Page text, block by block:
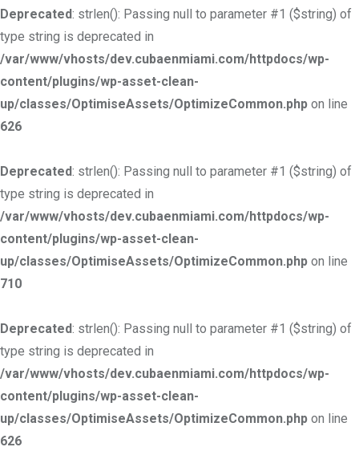
Deprecated: strlen(): Passing null to parameter #1 ($string) of
type string is deprecated in
/var/www/vhosts/dev.cubaenmiami.com/httpdocs/wp-
content/plugins/wp-asset-clean-
up/classes/OptimiseAssets/OptimizeCommon.php on line
626
Deprecated: strlen(): Passing null to parameter #1 ($string) of
type string is deprecated in
/var/www/vhosts/dev.cubaenmiami.com/httpdocs/wp-
content/plugins/wp-asset-clean-
up/classes/OptimiseAssets/OptimizeCommon.php on line
710
Deprecated: strlen(): Passing null to parameter #1 ($string) of
type string is deprecated in
/var/www/vhosts/dev.cubaenmiami.com/httpdocs/wp-
content/plugins/wp-asset-clean-
up/classes/OptimiseAssets/OptimizeCommon.php on line
626